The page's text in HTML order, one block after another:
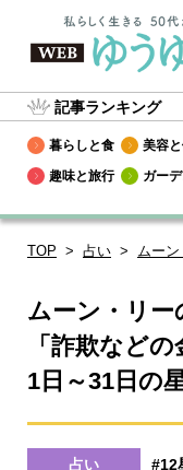
記事ランキング
暮らしと食 美容
趣味と旅行
ガー
TOP 占い ムー
ムーン・リー
「詐欺など
1日～31日の
占い #12